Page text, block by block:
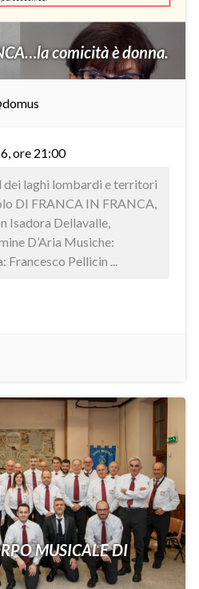
comicità è donna.
ore 21:00
dei laghi lombardi e territori
DI FRANCA IN FRANCA,
Isadora Dellavalle,
D’Aria Musiche:
Francesco Pellicin ...
MUSICALE DI